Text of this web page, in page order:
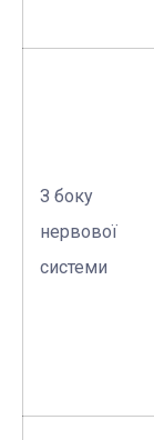
З боку
нервової
системи